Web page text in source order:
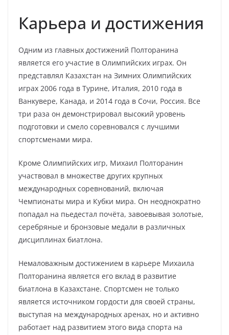
Карьера и достижения
Одним из главных достижений Полторанина
является его участие в Олимпийских играх. Он
представлял Казахстан на Зимних Олимпийских
играх 2006 года в Турине, Италия, 2010 года в
Ванкувере, Канада, и 2014 года в Сочи, Россия. Все
три раза он демонстрировал высокий уровень
подготовки и смело соревновался с лучшими
спортсменами мира.
Кроме Олимпийских игр, Михаил Полторанин
участвовал в множестве других крупных
международных соревнований, включая
Чемпионаты мира и Кубки мира. Он неоднократно
попадал на пьедестал почёта, завоевывая золотые,
серебряные и бронзовые медали в различных
дисциплинах биатлона.
Немаловажным достижением в карьере Михаила
Полторанина является его вклад в развитие
биатлона в Казахстане. Спортсмен не только
является источником гордости для своей страны,
выступая на международных аренах, но и активно
работает над развитием этого вида спорта на